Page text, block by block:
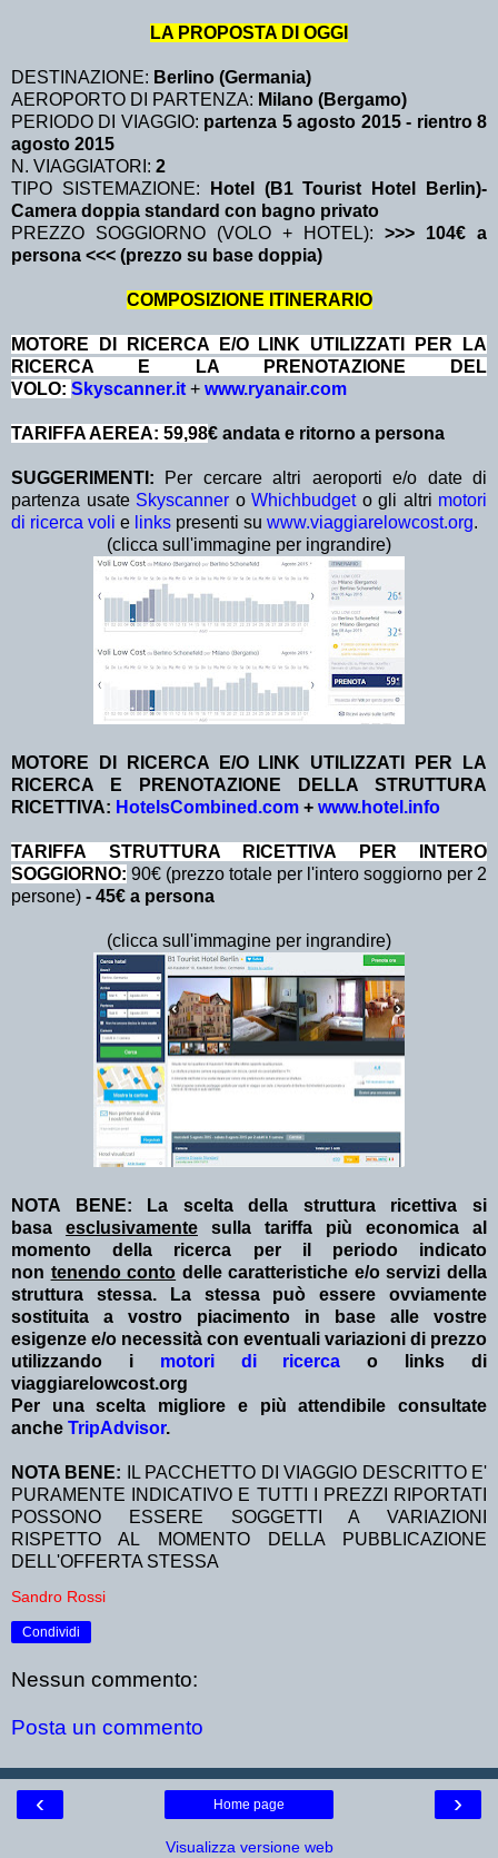
LA PROPOSTA DI OGGI
DESTINAZIONE: Berlino (Germania)
AEROPORTO DI PARTENZA: Milano (Bergamo)
PERIODO DI VIAGGIO: partenza 5 agosto 2015- rientro 8
agosto 2015
N. VIAGGIATORI: 2
TIPO SISTEMAZIONE:
Hotel (B1 Tourist Hotel Berlin)-
Camera doppia standard con bagno privato
PREZZO SOGGIORNO (VOLO + HOTEL): >>> 104€ a
persona <<< (prezzo su base doppia)
COMPOSIZIONE ITINERARIO
MOTORE DI RICERCA E/O LINK UTILIZZATI PER LA
RICERCA E LA PRENOTAZIONE DEL
VOLO: Skyscanner.it + www.ryanair.com
TARIFFA AEREA: 59,98€ andata e ritorno a persona
SUGGERIMENTI: Per cercare altri aeroporti e/o date di
partenza usate Skyscanner o Whichbudgeto gli altri motori
di ricerca voli e links presenti su www.viaggiarelowcost.org.
(clicca sull'immagine per ingrandire)
MOTORE DI RICERCA E/O LINK UTILIZZATI PER LA
RICERCA E PRENOTAZIONE DELLA STRUTTURA
RICETTIVA: HotelsCombined.com + www.hotel.info
TA RIFFA STRUTTURA RICETTIVA PER INTERO
SOGGIORNO: 90€ (prezzo totale per l'intero soggiorno per 2
persone) - 45€ a persona
(clicca sull'immagine per ingrandire)
NOTA BENE: La scelta della struttura ricettiva si
basa esclusivamente sulla tariffa più economica al
momento della ricerca per il periodo indicato
non tenendo conto delle caratteristiche e/o servizi della
struttura stessa. La stessa può essere ovviamente
sostituita a vostro piacimento in base alle vostre
esigenze e/o necessità con eventuali variazioni di prezzo
utilizzando i motori di ricerca o links di
viaggiarelowcost.org
Per una scelta migliore e più attendibile consultate
anche TripAdvisor.
NOTA BENE:
IL PACCHETTO DI VIAGGIO DESCRITTO E'
PURAMENTE INDICATIVO E TUTTI I PREZZI RIPORTATI
POSSONO ESSERE SOGGETTI A VARIAZIONI
RISPETTO AL MOMENTO DELLA PUBBLICAZIONE
DELL'OFFERTA STESSA
Sandro Rossi
Condividi
Nessun commento:
Posta un commento
‹ ›
Home page
Visualizza versione web